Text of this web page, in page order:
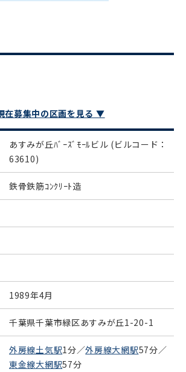
在募集中の区画を見る ▼
あすみが丘ﾊﾞｰｽﾞﾓｰﾙビル (ビルコード：
63610)
鉄骨鉄筋ｺﾝｸﾘｰﾄ造
1989年4月
千葉県千葉市緑区あすみが丘1-20-1
外房線土気駅1分／外房線大網駅57分／
東金線大網駅57分